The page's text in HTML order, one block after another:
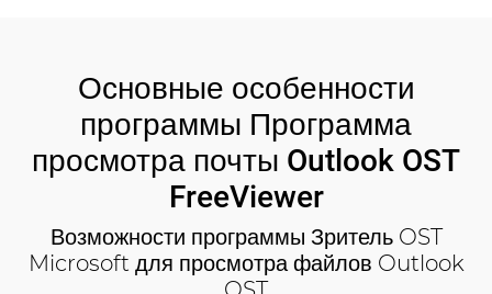
Основные особенности
программы Программа
просмотра почты Outlook OST
FreeViewer
Возможности программы Зритель OST
Microsoft для просмотра файлов Outlook